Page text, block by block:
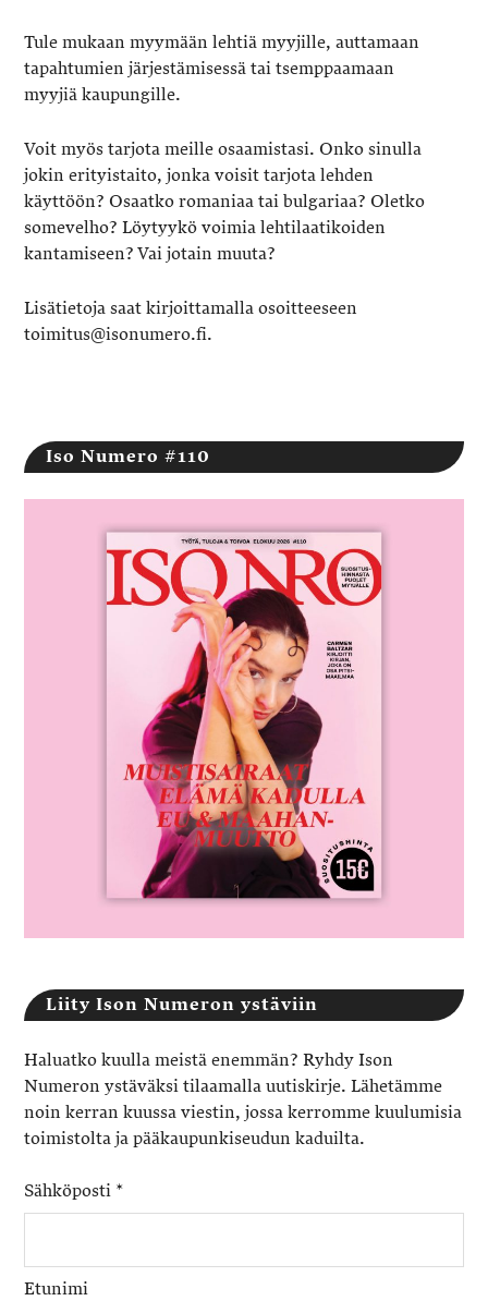
Tule mukaan myymään lehtiä myyjille, auttamaan
tapahtumien järjestämisessä tai tsemppaamaan
myyjiä kaupungille.
Voit myös tarjota meille osaamistasi. Onko sinulla
jokin erityistaito, jonka voisit tarjota lehden
käyttöön? Osaatko romaniaa tai bulgariaa? Oletko
somevelho? Löytyykö voimia lehtilaatikoiden
kantamiseen? Vai jotain muuta?
Lisätietoja saat kirjoittamalla osoitteeseen
toimitus@isonumero.fi.
Iso Numero #110
Liity Ison Numeron ystäviin
Haluatko kuulla meistä enemmän? Ryhdy Ison
Numeron ystäväksi tilaamalla uutiskirje. Lähetämme
noin kerran kuussa viestin, jossa kerromme kuulumisia
toimistolta ja pääkaupunkiseudun kaduilta.
Sähköposti *
Etunimi